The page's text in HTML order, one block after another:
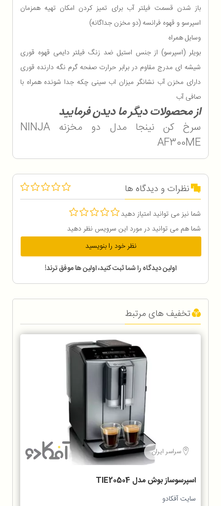
باز شدن قسمت فیلتر آب برای تمیز کردن امکان تهیه همزمان
اسپرسو و قهوه فرانسه (دو مخزن جداگانه)
وسایل همراه
بویلر (اسپرسو) از جنس استیل ضد زنگ فیلتر دایمی قهوه قوری
شیشه ای مدرج مقاوم در برابر حرارت صفحه گرم نگه دارنده قوری
دارای مخزن آب نشانگر میزان اب سینی چکه جدا شونده همراه با
صافی آب
از محصولات دیگر ما دیدن فرمایید
سرخ کن نینجا مدل دو مخزنه NINJA
AF300ME
نظرات و دیدگاه ها
شما نیز می توانید امتیاز دهید
شما هم می توانید در مورد این سرویس نظر دهید
نظر خود را بنویسید
اولین دیدگاه را شما ثبت کنید، اولین ها موفق ترند!
تخفیف های مرتبط
سراسر ایران
اسپرسوساز بوش مدل TIE20504
سایت آفکادو